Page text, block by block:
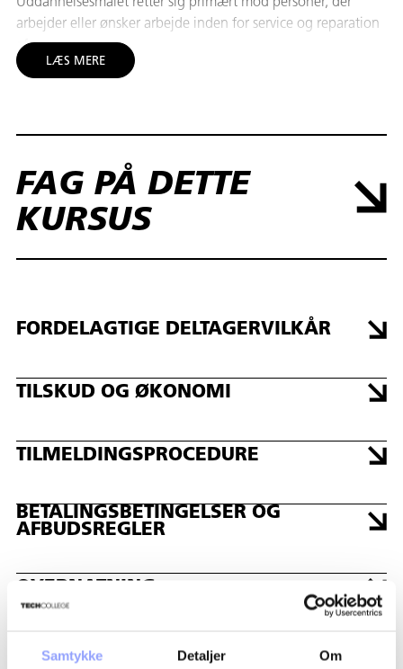
Samtykke Detaljer Om
arbejder eller ønsker arbejde inden for service og reparation
af personvogne.
Mål:
forskrifter samt håndtere og anvende elektronisk testudstyr
(diagnosetestere) på en sikkerhedsmæssigt korrekt måde i
forhold til køretøjsfabrikanternes forskrifter. Deltageren får
endvidere indsigt i tilhørende software-applikationer,
herunder udlæsning af måleværdier og udlæsning samt
LÆS MERE
FAG PÅ DETTE
KURSUS
AUTOOMRÅDET
DATO: 07-10-2026 - 07-10-2026
FORDELAGTIGE DELTAGERVILKÅR
TILSKUD OG ØKONOMI
TILMELDINGSPROCEDURE
BETALINGSBETINGELSER OG
AFBUDSREGLER
OVERNATNING